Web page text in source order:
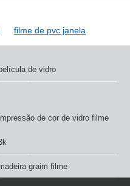
filme de pvc janela
de vidro
de cor de vidro filme
graim filme